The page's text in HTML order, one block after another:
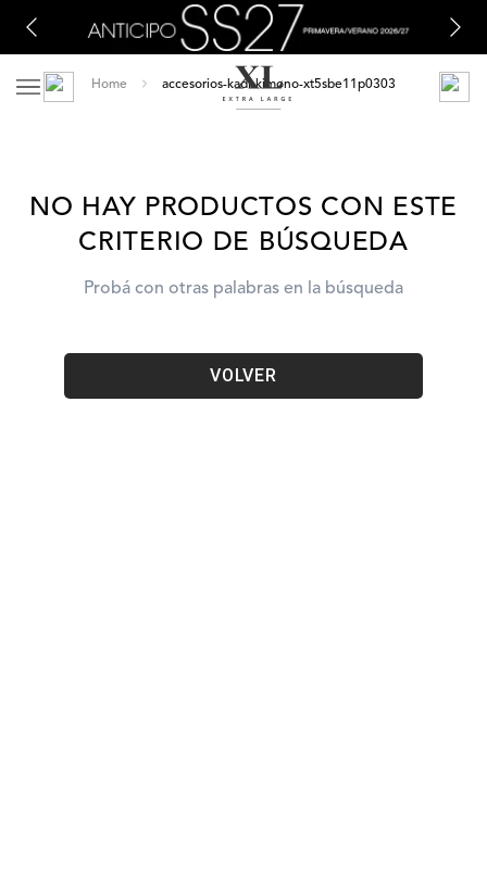
accesorios-kadi-kimono-xt5sbe11p0303
NO HAY PRODUCTOS CON ESTE
CRITERIO DE BÚSQUEDA
Probá con otras palabras en la búsqueda
VOLVER